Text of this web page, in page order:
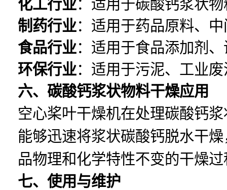
化工行业：适用于碳酸钙浆状
制药行业：适用于药品原料、
食品行业：适用于食品添加剂
环保行业：适用于污泥、工业
六、碳酸钙浆状物料干燥应用
空心桨叶干燥机在处理碳酸钙
能够迅速将浆状碳酸钙脱水干
品物理和化学特性不变的干燥
七、使用与维护